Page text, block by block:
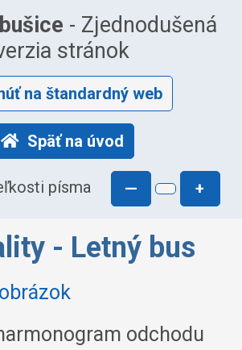
- Zjednodušená
stránok
na štandardný web
Späť na úvod
písma — +
- Letný bus
odchodu